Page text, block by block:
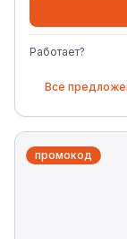
Работает?
Все
промокод